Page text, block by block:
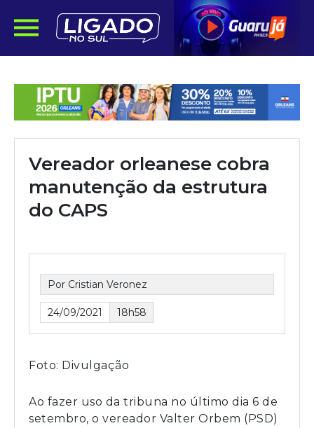
Vereador orleanese cobra
manutenção da estrutura
do CAPS
Por Cristian Veronez
24/09/2021 18h58
Foto: Divulgação
Ao fazer uso da tribuna no último dia 6 de
setembro, o vereador Valter Orbem (PSD)